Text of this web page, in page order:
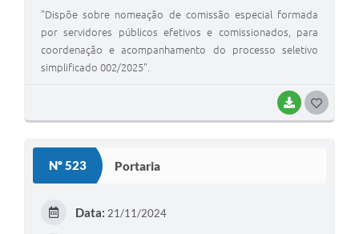
BAIXAR
"Dispõe sobre nomeação de comissão especial formada
por servidores públicos efetivos e comissionados, para
coordenação e acompanhamento do processo seletivo
simplificado 002/2025".
Nº 523 Portaria
Data: 21/11/2024